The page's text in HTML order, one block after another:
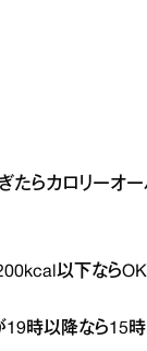
たらカロリーオ
以下ならOK
時以降なら15